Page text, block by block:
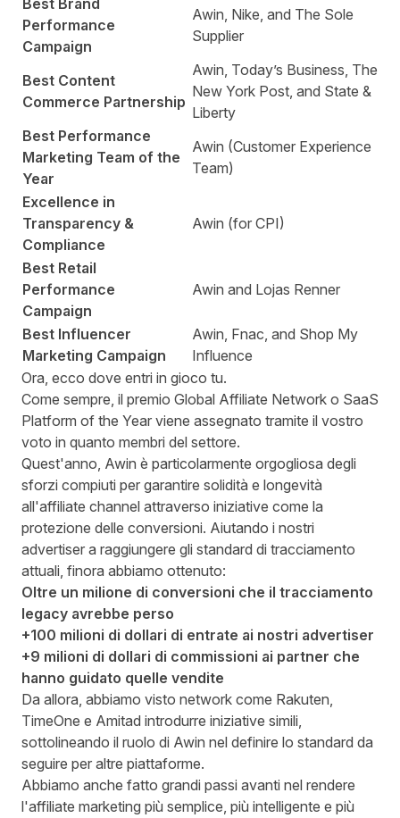
Best Brand
Performance
Campaign
Awin, Nike, and The Sole
Supplier
Best Content
Commerce Partnership
Awin, Today’s Business, The
New York Post, and State &
Liberty
Best Performance
Marketing Team of the
Year
Awin (Customer Experience
Team)
Excellence in
Transparency &
Compliance
Awin (for CPI)
Best Retail
Performance
Campaign
Awin and Lojas Renner
Best Influencer
Marketing Campaign
Awin, Fnac, and Shop My
Influence
Ora, ecco dove entri in gioco tu.
Come sempre, il premio Global Affiliate Network o SaaS
Platform of the Year viene assegnato tramite il vostro
voto in quanto membri del settore.
Quest'anno, Awin è particolarmente orgogliosa degli
sforzi compiuti per garantire solidità e longevità
all'affiliate channel attraverso iniziative come la
protezione delle conversioni. Aiutando i nostri
advertiser a raggiungere gli standard di tracciamento
attuali, finora abbiamo ottenuto:
Oltre un milione di conversioni che il tracciamento
legacy avrebbe perso
+100 milioni di dollari di entrate ai nostri advertiser
+9 milioni di dollari di commissioni ai partner che
hanno guidato quelle vendite
Da allora, abbiamo visto network come Rakuten,
TimeOne e Amitad introdurre iniziative simili,
sottolineando il ruolo di Awin nel definire lo standard da
seguire per altre piattaforme.
Abbiamo anche fatto grandi passi avanti nel rendere
l'affiliate marketing più semplice, più intelligente e più